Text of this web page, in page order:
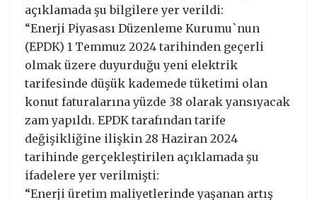
açıklamada şu bilgilere yer verildi:
“Enerji Piyasası Düzenleme Kurumu`nun
(EPDK) 1 Temmuz 2024 tarihinden geçerli
olmak üzere duyurduğu yeni elektrik
tarifesinde düşük kademede tüketimi olan
konut faturalarına yüzde 38 olarak yansıyacak
zam yapıldı. EPDK tarafından tarife
değişikliğine ilişkin 28 Haziran 2024
tarihinde gerçekleştirilen açıklamada şu
ifadelere yer verilmişti:
“Enerji üretim maliyetlerinde yaşanan artış